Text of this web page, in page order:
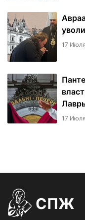
17
17
СПЖ